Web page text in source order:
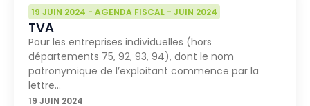
19 JUIN 2024 - AGENDA FISCAL - JUIN 2024
TVA
Pour les entreprises individuelles (hors
départements 75, 92, 93, 94), dont le nom
patronymique de l’exploitant commence par la
lettre…
19 JUIN 2024